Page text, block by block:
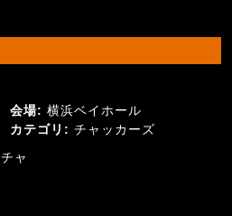
会場: 横浜ベイホール
カテゴリ: チャッカーズ
チャ